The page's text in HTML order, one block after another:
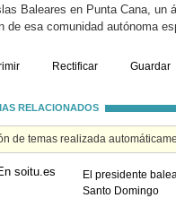
Baleares en Punta Cana, un
de esa comunidad autónoma
Rectificar Guardar
RELACIONADOS
de temas realizada
soitu.es
El presidente
Santo Domingo